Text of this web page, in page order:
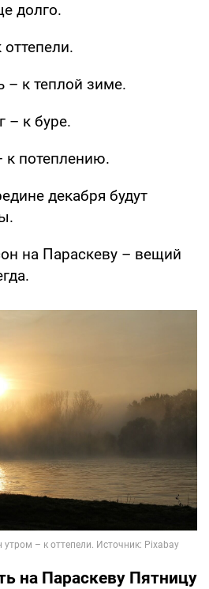
долго.
– к теплой зиме.
– к буре.
к потеплению.
декабря будут
на Параскеву – вещий
на Параскеву Пятницу